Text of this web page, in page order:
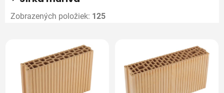
Zobrazených položiek: 125